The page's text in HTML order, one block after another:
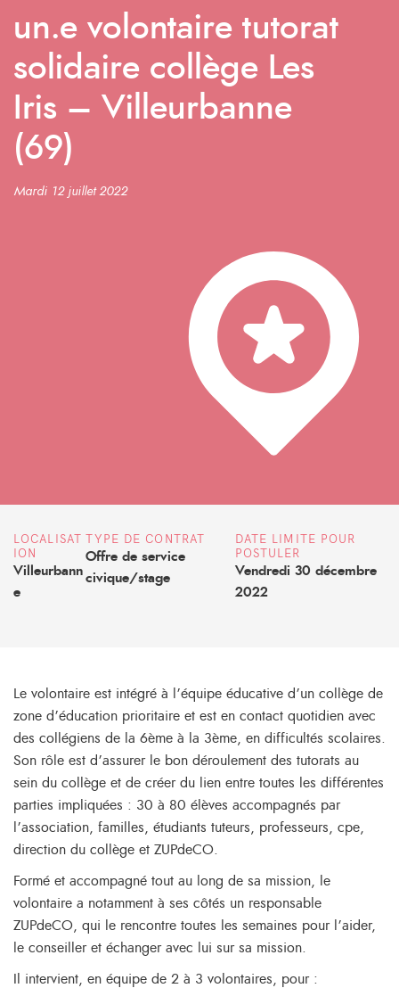
un.e volontaire tutorat
solidaire collège Les
Iris – Villeurbanne
(69)
Mardi 12 juillet 2022
LOCALISAT
ION
Villeurbann
e
TYPE DE CONTRAT
Offre de service
civique/stage
DATE LIMITE POUR
POSTULER
Vendredi 30 décembre
2022
Le volontaire est intégré à l’équipe éducative d’un collège de
zone d’éducation prioritaire et est en contact quotidien avec
des collégiens de la 6ème à la 3ème, en difficultés scolaires.
Son rôle est d’assurer le bon déroulement des tutorats au
sein du collège et de créer du lien entre toutes les différentes
parties impliquées : 30 à 80 élèves accompagnés par
l’association, familles, étudiants tuteurs, professeurs, cpe,
direction du collège et ZUPdeCO.
Formé et accompagné tout au long de sa mission, le
volontaire a notamment à ses côtés un responsable
ZUPdeCO, qui le rencontre toutes les semaines pour l’aider,
le conseiller et échanger avec lui sur sa mission.
Il intervient, en équipe de 2 à 3 volontaires, pour :